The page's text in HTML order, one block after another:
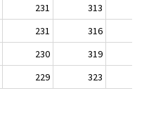
231
313
231
316
230
319
229 323